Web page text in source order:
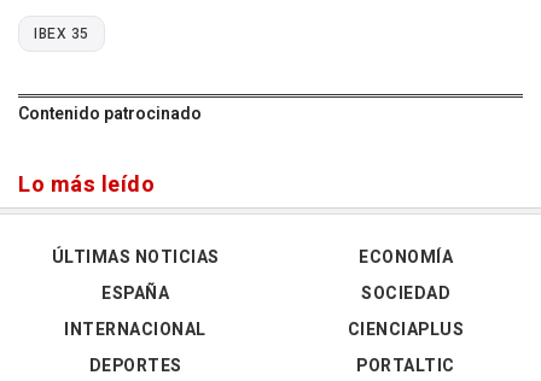
IBEX 35
Contenido patrocinado
Lo más leído
ÚLTIMAS NOTICIAS
ESPAÑA
INTERNACIONAL
DEPORTES
ECONOMÍA
SOCIEDAD
CIENCIAPLUS
PORTALTIC